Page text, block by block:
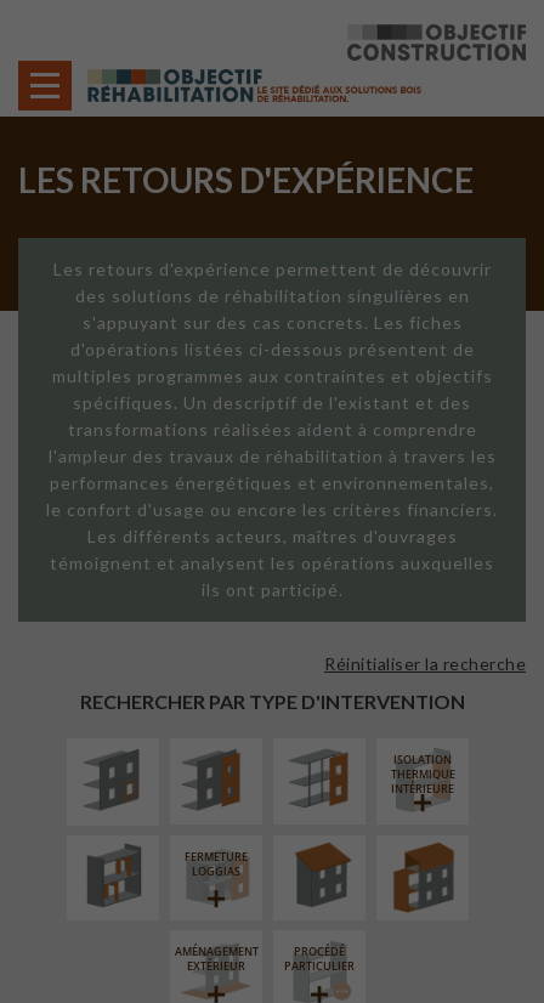
LES RETOURS D'EXPÉRIENCE
Les retours d'expérience permettent de découvrir
des solutions de réhabilitation singulières en
s'appuyant sur des cas concrets. Les fiches
d'opérations listées ci-dessous présentent de
multiples programmes aux contraintes et objectifs
spécifiques. Un descriptif de l'existant et des
transformations réalisées aident à comprendre
l'ampleur des travaux de réhabilitation à travers les
performances énergétiques et environnementales,
le confort d'usage ou encore les critères financiers.
Les différents acteurs, maîtres d'ouvrages
témoignent et analysent les opérations auxquelles
ils ont participé.
RECHERCHER PAR TYPE D'INTERVENTION
Réinitialiser la recherche
EXTÉRIEURE
FAÇADE SUR
LINÉAIRE
ISOLATION
THERMIQUE
INTÉRIEURE
RÉAMÉNAGEMENT
INTÉRIEUR
FERMETURE
LOGGIAS
RÉFECTION DES
TOITURES
SURÉLÉVATION
EXTENSION
AMÉNAGEMENT
EXTÉRIEUR
PROCÉDÉ
PARTICULIER